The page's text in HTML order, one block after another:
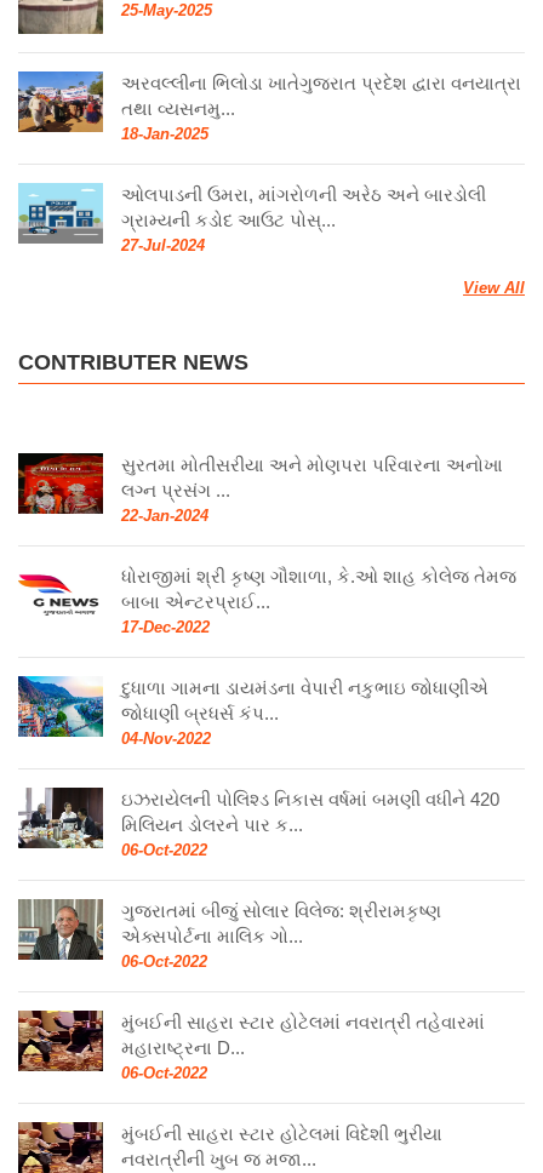
25-May-2025
અરવલ્લીના ભિલોડા ખાતેગુજરાત પ્રદેશ દ્વારા વનયાત્રા
તથા વ્યસનમુ...
18-Jan-2025
ઓલપાડની ઉમરા, માંગરોળની અરેઠ અને બારડોલી
ગ્રામ્યની કડોદ આઉટ પોસ્...
27-Jul-2024
View All
CONTRIBUTER NEWS
સુરતમા મોતીસરીયા અને મોણપરા પરિવારના અનોખા
લગ્ન પ્રસંગ ...
22-Jan-2024
ધોરાજીમાં શ્રી કૃષ્ણ ગૌશાળા, કે.ઓ શાહ કોલેજ તેમજ
બાબા એન્ટરપ્રાઈ...
17-Dec-2022
દુધાળા ગામના ડાયમંડના વેપારી નકુભાઇ જોધાણીએ
જોધાણી બ્રધર્સ કંપ...
04-Nov-2022
ઇઝરાયેલની પોલિશ્ડ નિકાસ વર્ષમાં બમણી વધીને 420
મિલિયન ડોલરને પાર ક...
06-Oct-2022
ગુજરાતમાં બીજું સોલાર વિલેજ: શ્રીરામકૃષ્ણ
એક્સપોર્ટના માલિક ગો...
06-Oct-2022
મુંબઈની સાહરા સ્ટાર હોટેલમાં નવરાત્રી તહેવારમાં
મહારાષ્ટ્રના D...
06-Oct-2022
મુંબઈની સાહરા સ્ટાર હોટેલમાં વિદેશી ભુરીયા
નવરાત્રીની ખુબ જ મજા...